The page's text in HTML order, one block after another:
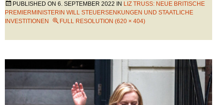
PUBLISHED ON 6. SEPTEMBER 2022 IN LIZ TRUSS: NEUE BRITISCHE
PREMIERMINISTERIN WILL STEUERSENKUNGEN UND STAATLICHE
INVESTITIONEN
FULL RESOLUTION (620 × 404)